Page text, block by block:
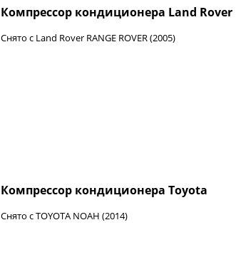
Компрессор кондиционера Land Rover
Снято с Land Rover RANGE ROVER (2005)
Компрессор кондиционера Toyota
Снято с TOYOTA NOAH (2014)